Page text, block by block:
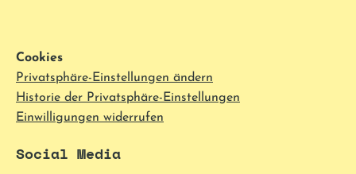
Cookies
Privatsphäre-Einstellungen ändern
Historie der Privatsphäre-Einstellungen
Einwilligungen widerrufen
Social Media